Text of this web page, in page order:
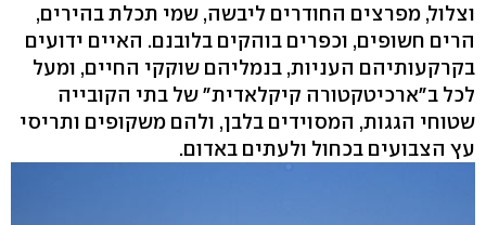
וצלול, מפרצים החודרים ליבשה, שמי תכלת בהירים,
הרים חשופים, וכפרים בוהקים בלובנם. האיים ידועים
בקרקעותיהם העניות, בנמליהם שוקקי החיים, ומעל
לכל ב"ארכיטקטורה קיקלאדית" של בתי הקובייה
שטוחי הגגות, המסוידים בלבן, ולהם משקופים ותריסי
עץ הצבועים בכחול ולעתים באדום.